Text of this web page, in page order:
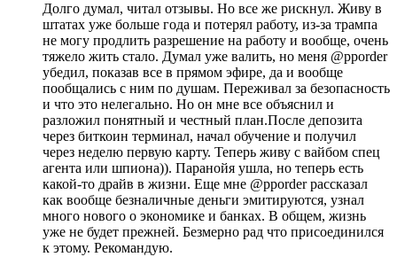
Долго думал, читал отзывы. Но все же рискнул. Живу в
штатах уже больше года и потерял работу, из-за трампа
не могу продлить разрешение на работу и вообще, очень
тяжело жить стало. Думал уже валить, но меня @pporder
убедил, показав все в прямом эфире, да и вообще
пообщались с ним по душам. Переживал за безопасность
и что это нелегально. Но он мне все объяснил и
разложил понятный и честный план.После депозита
через биткоин терминал, начал обучение и получил
через неделю первую карту. Теперь живу с вайбом спец
агента или шпиона)). Паранойя ушла, но теперь есть
какой-то драйв в жизни. Еще мне @pporder рассказал
как вообще безналичные деньги эмитируются, узнал
много нового о экономике и банках. В общем, жизнь
уже не будет прежней. Безмерно рад что присоединился
к этому. Рекомандую.